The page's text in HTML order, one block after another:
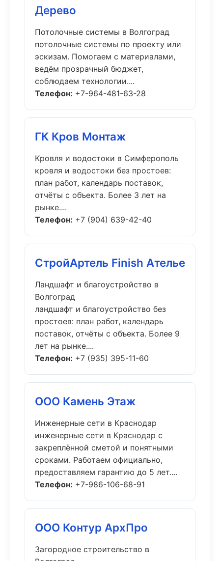
Дерево
Потолочные системы в Волгоград
потолочные системы по проекту или
эскизам. Помогаем с материалами,
ведём прозрачный бюджет,
соблюдаем технологии....
Телефон: +7-964-481-63-28
ГК Кров Монтаж
Кровля и водостоки в Симферополь
кровля и водостоки без простоев:
план работ, календарь поставок,
отчёты с объекта. Более 3 лет на
рынке....
Телефон: +7 (904) 639-42-40
СтройАртель Finish Ателье
Ландшафт и благоустройство в
Волгоград
ландшафт и благоустройство без
простоев: план работ, календарь
поставок, отчёты с объекта. Более 9
лет на рынке....
Телефон: +7 (935) 395-11-60
ООО Камень Этаж
Инженерные сети в Краснодар
инженерные сети в Краснодар с
закреплённой сметой и понятными
сроками. Работаем официально,
предоставляем гарантию до 5 лет....
Телефон: +7-986-106-68-91
ООО Контур АрхПро
Загородное строительство в